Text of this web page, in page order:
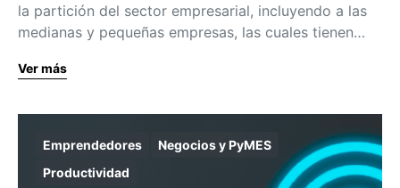
la partición del sector empresarial, incluyendo a las
medianas y pequeñas empresas, las cuales tienen…
Ver más
Emprendedores
Negocios y PyMES
Productividad